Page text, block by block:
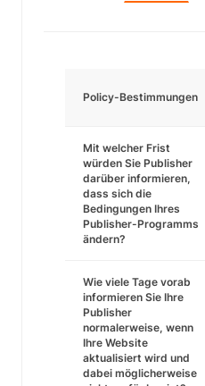
Policy-Bestimmungen
Mit welcher Frist
würden Sie Publisher
darüber informieren,
dass sich die
Bedingungen Ihres
Publisher-Programms
ändern?
Wie viele Tage vorab
informieren Sie Ihre
Publisher
normalerweise, wenn
Ihre Website
aktualisiert wird und
dabei möglicherweise